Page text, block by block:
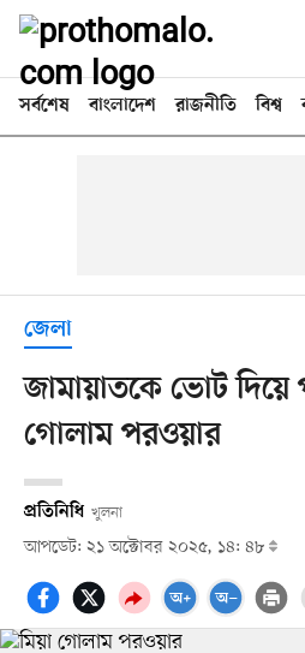
সর্বশেষ বাংলাদেশ রাজনীতি বিশ্ব
জেলা
জামায়াতকে ভোট দিয়ে
গোলাম পরওয়ার
প্রতিনিধি খুলনা
আপডেট: ২১ অক্টোবর ২০২৫, ১৪: ৪৮